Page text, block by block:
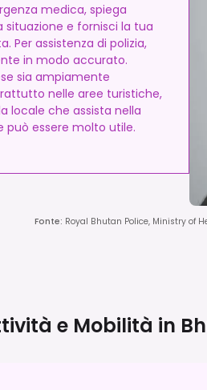
medica, spiega
e fornisci la tua
Per assistenza di polizia,
in modo accurato.
sia ampiamente
nelle aree turistiche,
locale che assista nella
può essere molto utile.
Fonte: Royal Bhutan Police, Ministry of
e Mobilità in